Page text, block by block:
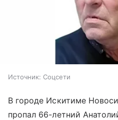
Источник: Соцсети
В городе Искитиме
пропал 66-летний